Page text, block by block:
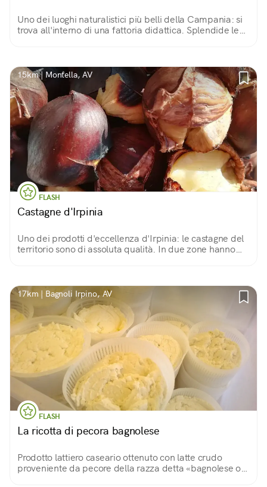
Uno dei luoghi naturalistici più belli della Campania: si
trova all'interno di una fattoria didattica. Splendide le
15km | Montella, AV
FLASH
Castagne d'Irpinia
Uno dei prodotti d'eccellenza d'Irpinia: le castagne del
territorio sono di assoluta qualità. In due zone hanno
17km | Bagnoli Irpino, AV
FLASH
La ricotta di pecora bagnolese
Prodotto lattiero caseario ottenuto con latte crudo
proveniente da pecore della razza detta «bagnolese o